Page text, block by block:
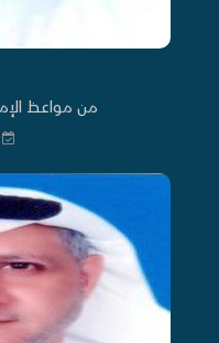
من مواعظ